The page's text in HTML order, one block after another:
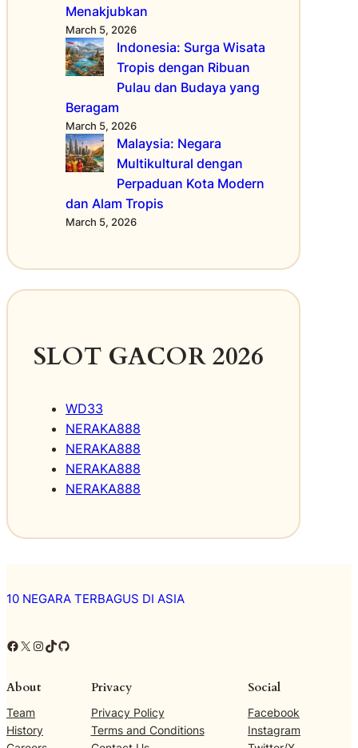
n
o
l
o
i
C
a
n
g
g
,
B
y
i
k
,
a
S
n
d
a
Menakjubkan
March 5, 2026
Indonesia: Surga Wisata
Tropis dengan Ribuan
Pulau dan Budaya yang
Beragam
March 5, 2026
Malaysia: Negara
Multikultural dengan
Perpaduan Kota Modern
dan Alam Tropis
March 5, 2026
SLOT GACOR 2026
WD33
NERAKA888
NERAKA888
NERAKA888
NERAKA888
10 NEGARA TERBAGUS DI ASIA
Facebook X Instagram TikTok GitHub
About
Team
History
Privacy
Privacy Policy
Terms and Conditions
Social
Facebook
Instagram